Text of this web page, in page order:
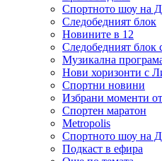
Спортното шоу на
Следобедният блок
Новините в 12
Следобедният блок
Музикална
Нови хоризонти с
Спортни новини
Избрани моменти
Спортен маратон
Metropolis
Спортното шоу на
Подкаст в ефира